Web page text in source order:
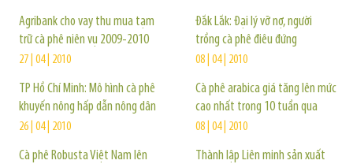
Agribank cho vay thu mua tạm
trữ cà phê niên vụ 2009-2010
27 | 04 | 2010
TP Hồ Chí Minh: Mô hình cà phê
khuyến nông hấp dẫn nông dân
26 | 04 | 2010
Cà phê Robusta Việt Nam lên
Đắk Lắk: Đại lý vỡ nợ, người
trồng cà phê điêu đứng
08 | 04 | 2010
Cà phê arabica giá tăng lên mức
cao nhất trong 10 tuần qua
08 | 04 | 2010
Thành lập Liên minh sản xuất